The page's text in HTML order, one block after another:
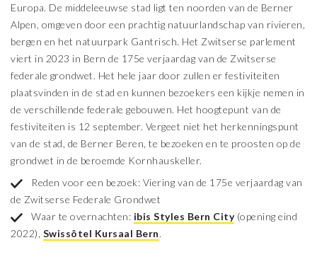
Europa. De middeleeuwse stad ligt ten noorden van de Berner
Alpen, omgeven door een prachtig natuurlandschap van rivieren,
bergen en het natuurpark Gantrisch. Het Zwitserse parlement
viert in 2023 in Bern de 175e verjaardag van de Zwitserse
federale grondwet. Het hele jaar door zullen er festiviteiten
plaatsvinden in de stad en kunnen bezoekers een kijkje nemen in
de verschillende federale gebouwen. Het hoogtepunt van de
festiviteiten is 12 september. Vergeet niet het herkenningspunt
van de stad, de Berner Beren, te bezoeken en te proosten op de
grondwet in de beroemde Kornhauskeller.
Reden voor een bezoek: Viering van de 175e verjaardag van
de Zwitserse Federale Grondwet
Waar te overnachten: ibis Styles Bern City(opening eind
2022), Swissôtel Kursaal Bern.